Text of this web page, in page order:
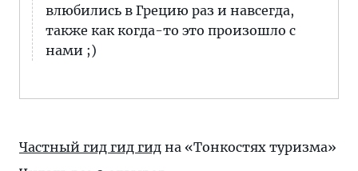
влюбились в Грецию раз и навсегда,
также как когда-то это произошло с
нами ;)
Частный гид гид гид на «Тонкостях туризма»